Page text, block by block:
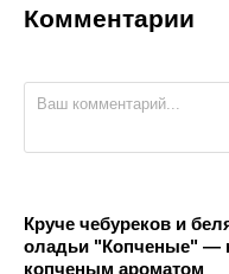
Комментарии
Круче чебуреков и
оладьи "Копченые" —
копченым ароматом